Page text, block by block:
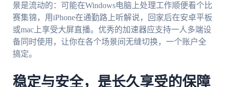
景是流动的：可能在Windows电脑上处理工作顺便看个比
赛集锦，用iPhone在通勤路上听解说，回家后在安卓平板
或mac上享受大屏直播。优秀的加速器应支持一人多端设
备同时使用，让你在各个场景间无缝切换，一个账户全
搞定。
稳定与安全，是长久享受的保障